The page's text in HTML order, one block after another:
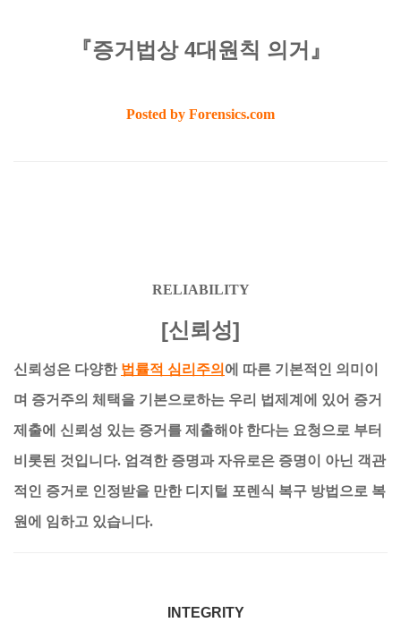
『증거법상 4대원칙 의거』
Posted by Forensics.com
RELIABILITY
[신뢰성]
신뢰성은 다양한 법률적 심리주의 에 따른 기본적인 의미이
며 증거주의 체택을 기본으로하는 우리 법제계에 있어 증거
제출에 신뢰성 있는 증거를 제출해야 한다는 요청으로 부터
비롯된 것입니다. 엄격한 증명과 자유로은 증명이 아닌 객관
적인 증거로 인정받을 만한 디지털 포렌식 복구 방법으로 복
원에 임하고 있습니다.
INTEGRITY